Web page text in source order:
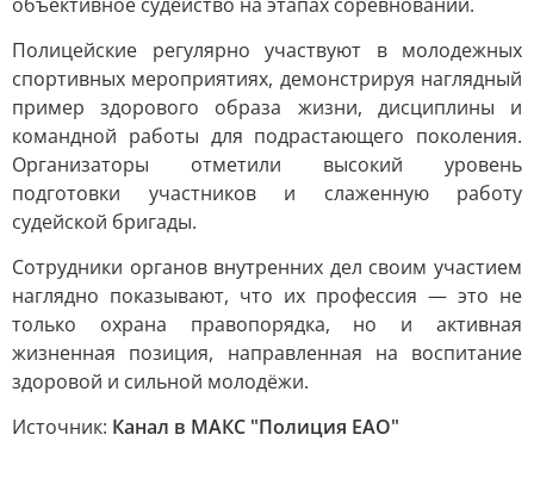
Полицейские регулярно участвуют в молодежных
спортивных мероприятиях, демонстрируя наглядный
пример здорового образа жизни, дисциплины и
командной работы для подрастающего поколения.
Организаторы отметили высокий уровень
подготовки участников и слаженную работу
судейской бригады.
Сотрудники органов внутренних дел своим участием
наглядно показывают, что их профессия — это не
только охрана правопорядка, но и активная
жизненная позиция, направленная на воспитание
здоровой и сильной молодёжи.
Источник: Канал в МАКС "Полиция ЕАО"